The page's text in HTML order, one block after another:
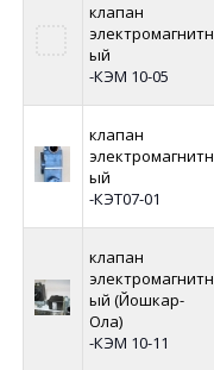
клапан
электромагнитн
ый
-КЭМ 10-05
клапан
электромагнитн
ый
-КЭТ07-01
клапан
электромагнитн
ый (Йошкар-
Ола)
-КЭМ 10-11